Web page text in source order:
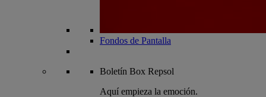
Fondos de Pantalla
Boletín Box Repsol
Aquí empieza la emoción.